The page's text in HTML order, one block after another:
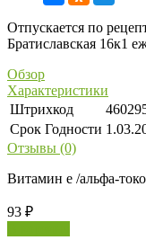
Отпускается по
Братиславская 16к1
Обзор
Характеристики
Штрихкод
Срок Годности
Отзывы (0)
Витамин е /альфа-
93 ₽